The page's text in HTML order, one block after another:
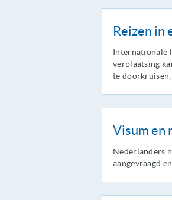
Reizen in
Internationale
verplaatsing
te
Visum en
Nederlanders
aangevraagd